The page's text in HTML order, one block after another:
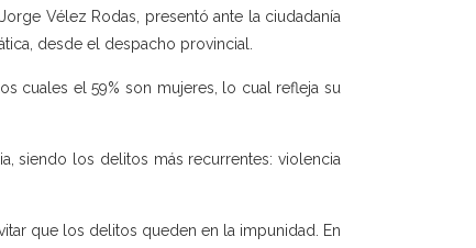
Vélez Rodas, presentó ante la ciudadanía
desde el despacho provincial.
cuales el 59% son mujeres, lo cual refleja su
siendo los delitos más recurrentes: violencia
que los delitos queden en la impunidad. En